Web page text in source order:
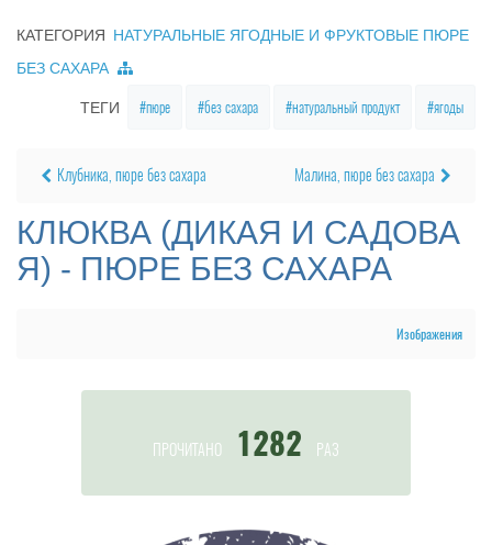
КАТЕГОРИЯ НАТУРАЛЬНЫЕ ЯГОДНЫЕ И ФРУКТОВЫЕ ПЮРЕ
БЕЗ САХАРА
ТЕГИ пюре без сахара натуральный продукт ягоды
Клубника, пюре без сахара Малина, пюре без сахара
КЛЮКВА (ДИКАЯ И САДОВА
Я) - ПЮРЕ БЕЗ САХАРА
Изображения
ПРОЧИТАНО 1282 РАЗ